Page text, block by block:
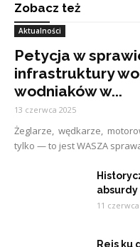
Zobacz też
Aktualności
Petycja w
infrastruktury
wodniaków w...
13 czerwca 2025
Żeglarze, wędkarze,
tylko — to jest WASZA
absurdy
11
Rejs ku